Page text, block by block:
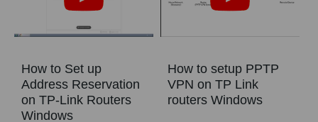
How to Set up
Address Reservation
on TP-Link Routers
Windows
How to setup PPTP
VPN on TP Link
routers Windows